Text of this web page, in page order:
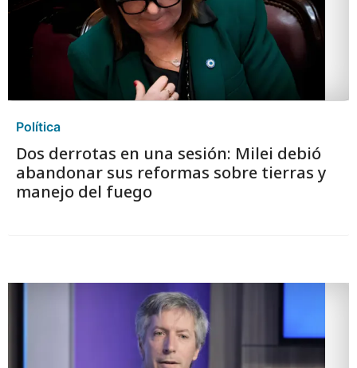
Política
Dos derrotas en una sesión: Milei debió
abandonar sus reformas sobre tierras y
manejo del fuego